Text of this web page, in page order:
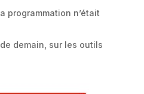
programmation n’était
demain, sur les outils